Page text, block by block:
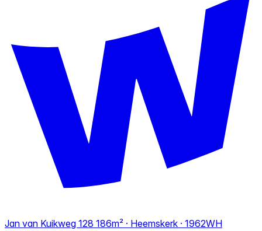
Jan van Kuikweg 128 186m² · Heemskerk · 1962WH